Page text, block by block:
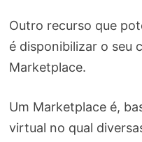
Outro recurso que
é disponibilizar o seu
Marketplace.
Um Marketplace é,
virtual no qual